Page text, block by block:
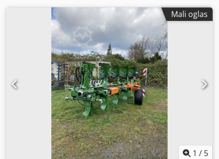
Mali oglas
1 / 5